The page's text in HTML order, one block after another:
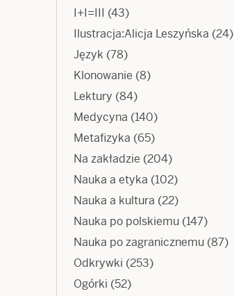
I+I=III (43)
Ilustracja:Alicja Leszyńska (24)
Język (78)
Klonowanie (8)
Lektury (84)
Medycyna (140)
Metafizyka (65)
Na zakładzie (204)
Nauka a etyka (102)
Nauka a kultura (22)
Nauka po polskiemu (147)
Nauka po zagranicznemu (87)
Odkrywki (253)
Ogórki (52)